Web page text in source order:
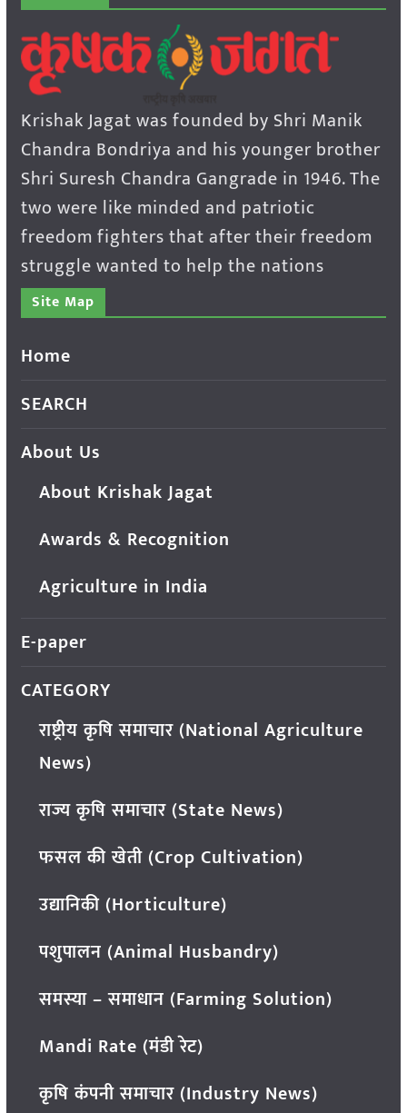
Krishak Jagat was founded by Shri Manik
Chandra Bondriya and his younger brother
Shri Suresh Chandra Gangrade in 1946. The
two were like minded and patriotic
freedom fighters that after their freedom
struggle wanted to help the nations
Site Map
Home
SEARCH
About Us
About Krishak Jagat
Awards & Recognition
Agriculture in India
E-paper
CATEGORY
राष्ट्रीय कृषि समाचार (National Agriculture
News)
राज्य कृषि समाचार (State News)
फसल की खेती (Crop Cultivation)
उद्यानिकी (Horticulture)
पशुपालन (Animal Husbandry)
समस्या – समाधान (Farming Solution)
Mandi Rate (मंडी रेट)
कृषि कंपनी समाचार (Industry News)